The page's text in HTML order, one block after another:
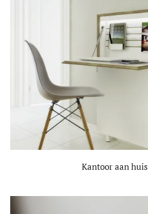
Kantoor aan huis